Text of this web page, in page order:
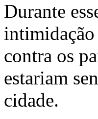
Durante
intimidação
contra os
estariam
cidade.